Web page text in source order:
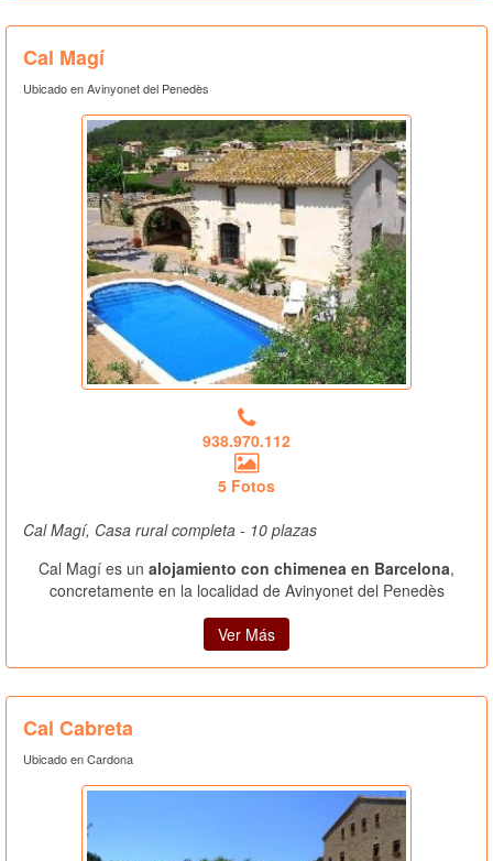
Cal Magí
Ubicado en Avinyonet del Penedès
938.970.112
5 Fotos
Cal Magí, Casa rural completa - 10 plazas
Cal Magí es un alojamiento con chimenea en Barcelona,
concretamente en la localidad de Avinyonet del Penedès
Ver Más
Cal Cabreta
Ubicado en Cardona